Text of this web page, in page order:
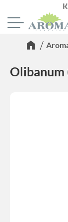
Meny
Olibanum